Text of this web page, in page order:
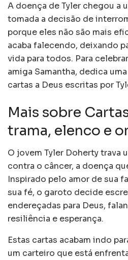
A doença de Tyler chegou a
tomada a decisão de
porque eles não são mais
acaba falecendo, deixando
vida para todos. Para
amiga Samantha, dedica
cartas a Deus escritas por
Mais sobre
trama, elenco e
O jovem Tyler Doherty trava
contra o câncer, a doença
Inspirado pelo amor de sua
sua fé, o garoto decide
endereçadas para Deus,
resiliência e esperança.
Estas cartas acabam indo
um carteiro que está